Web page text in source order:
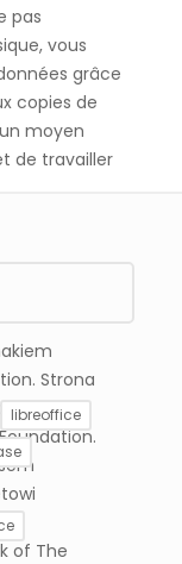
pas
vous
grâce
copies de
moyen
de travailler
libreoffice
Strona
ani
of The